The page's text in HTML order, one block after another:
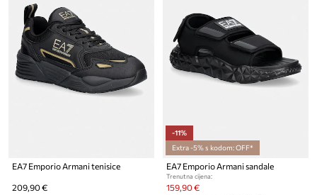
EA7 Emporio Armani tenisice
209,90 €
-11%
Extra -5% s kodom: OFF*
EA7 Emporio Armani sandale
Trenutna cijena:
159,90 €